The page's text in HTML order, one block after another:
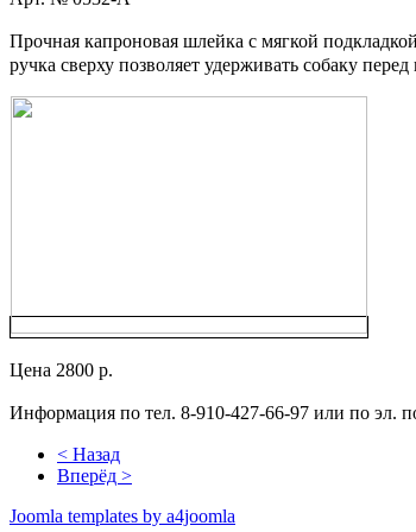
Прочная капроновая шлейка с мягкой
ручка сверху позволяет удерживать собаку перед
Цена 2800 р.
Информация по тел. 8-910-427-66-97 или по эл.
< Назад
Вперёд >
Joomla templates by a4joomla